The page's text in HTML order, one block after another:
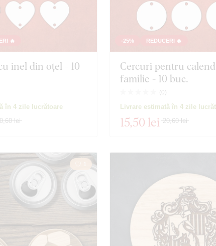
🔥
inel din oțel - 10
în 4 zile lucrătoare
lei
-25% REDUCERI 🔥
Cercuri pentru
familie - 10 buc.
( 0)
Livrare estimată în 4 zile
15,50 lei 20,60 lei